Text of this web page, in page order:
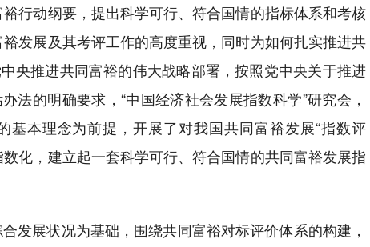
行动纲要，提出科学可行、符合国情的指标体系和考核
发展及其考评工作的高度重视，同时为如何扎实推进共
央推进共同富裕的伟大战略部署，按照党中央关于推进
法的明确要求，“中国经济社会发展指数科学”研究会，
基本理念为前提，开展了对我国共同富裕发展“指数评
化，建立起一套科学可行、符合国情的共同富裕发展指
发展状况为基础，围绕共同富裕对标评价体系的构建，